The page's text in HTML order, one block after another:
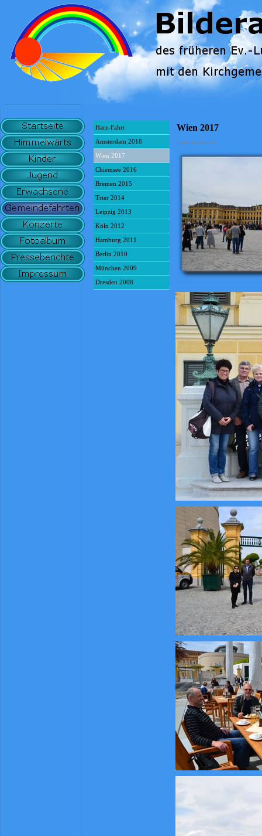
Harz-Fahrt
Amsterdam 2018
Wien 2017
Chiemsee 2016
Bremen 2015
Trier 2014
Leipzig 2013
Köln 2012
Hamburg 2011
Berlin 2010
München 2009
Dresden 2008
Wien 2017
Gemeindefahrten